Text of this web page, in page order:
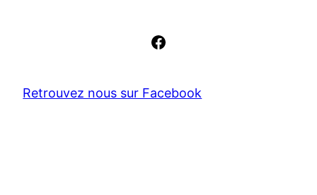
Facebook
Retrouvez nous sur Facebook